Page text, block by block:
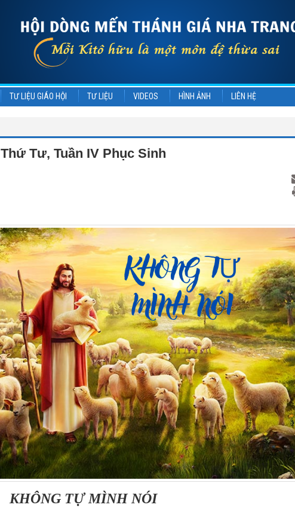
TƯ LIỆU GIÁO HỘI TƯ LIỆU VIDEOS HÌNH ẢNH LIÊN HỆ
Thứ Tư, Tuần IV Phục Sinh
KHÔNG TỰ MÌNH NÓI